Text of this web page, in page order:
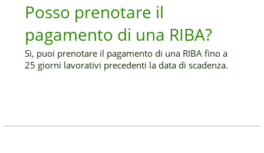
Posso prenotare il
pagamento di una RIBA?
Sì, puoi prenotare il pagamento di una RIBA fino a
25 giorni lavorativi precedenti la data di scadenza.